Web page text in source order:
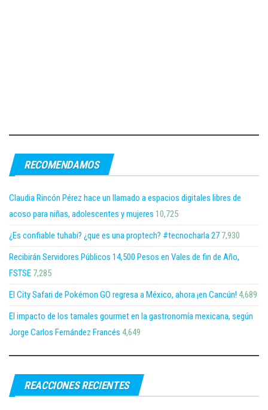
RECOMENDAMOS
Claudia Rincón Pérez hace un llamado a espacios digitales libres de
acoso para niñas, adolescentes y mujeres 10,725
¿Es confiable tuhabi? ¿que es una proptech? #tecnocharla 27 7,930
Recibirán Servidores Públicos 14,500 Pesos en Vales de fin de Año,
FSTSE 7,285
El City Safari de Pokémon GO regresa a México, ahora ¡en Cancún! 4,689
El impacto de los tamales gourmet en la gastronomía mexicana, según
Jorge Carlos Fernández Francés 4,649
REACCIONES RECIENTES